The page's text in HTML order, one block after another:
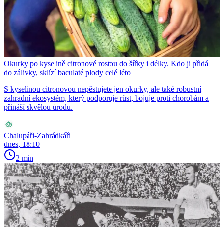
Okurky po kyselině citronové rostou do šířky i délky. Kdo ji přidá
do zálivky, sklízí baculaté plody celé léto
S kyselinou citronovou nepěstujete jen okurky, ale také robustní
zahradní ekosystém, který podporuje růst, bojuje proti chorobám a
přináší skvělou úrodu.
Chalupáři-Zahrádkáři
dnes, 18:10
2 min